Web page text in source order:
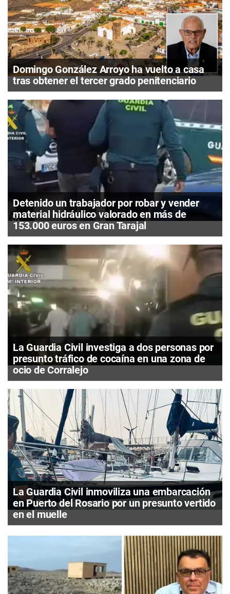
Domingo González Arroyo ha vuelto a casa
tras obtener el tercer grado penitenciario
Detenido un trabajador por robar y vender
material hidráulico valorado en más de
153.000 euros en Gran Tarajal
La Guardia Civil investiga a dos personas por
presunto tráfico de cocaína en una zona de
ocio de Corralejo
La Guardia Civil inmoviliza una embarcación
en Puerto del Rosario por un presunto vertido
en el muelle